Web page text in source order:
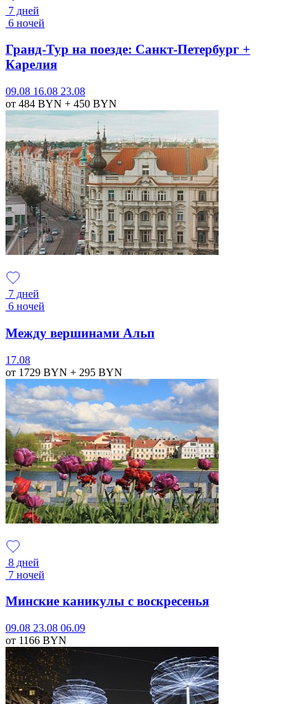
7 дней
6 ночей
Гранд-Тур на поезде: Санкт-Петербург +
Карелия
09.08 16.08 23.08
от 484 BYN + 450 BYN
7 дней
6 ночей
Между вершинами Альп
17.08
от 1729 BYN + 295 BYN
8 дней
7 ночей
Минские каникулы с воскресенья
09.08 23.08 06.09
от 1166 BYN